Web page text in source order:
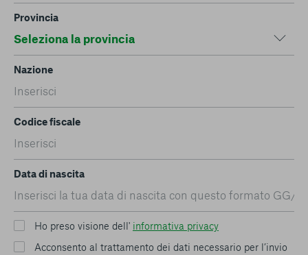
Provincia
Nazione
Codice fiscale
Data di nascita
Ho preso visione dell' informativa privacy
Acconsento al trattamento dei dati necessario per l’invio